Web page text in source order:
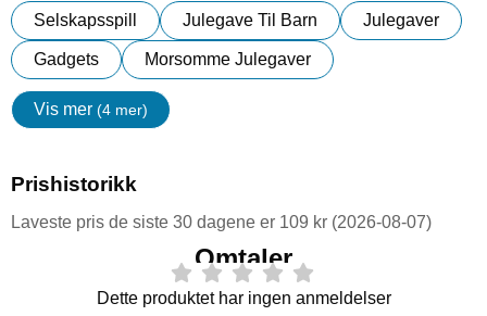
Selskapsspill Julegave Til Barn Julegaver
Gadgets Morsomme Julegaver
Vis mer (4 mer)
egenskaper
Prishistorikk
Laveste pris de siste 30 dagene er 109 kr (2026-08-07)
Omtaler
Dette produktet har ingen anmeldelser